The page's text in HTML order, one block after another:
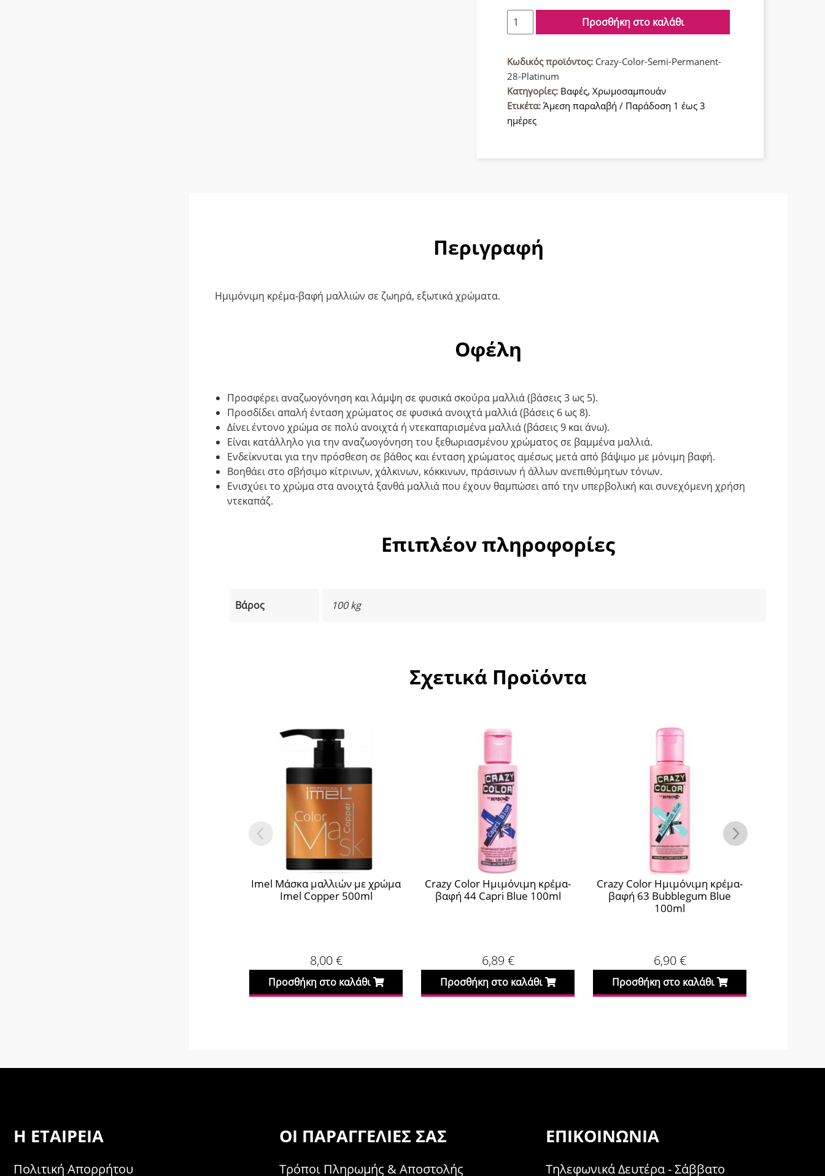
Crazy
Color
κρέμα-
βαφή
28
Πλατίνα
100ml
Προσθήκη στο καλάθι
Κωδικός προϊόντος: Crazy-Color-Semi-Permanent-
28-Platinum
Κατηγορίες: Βαφές, Χρωμοσαμπουάν
Ετικέτα: Άμεση παραλαβή / Παράδοση 1 έως 3
ημέρες
Περιγραφή
Ημιμόνιμη κρέμα-βαφή μαλλιών σε ζωηρά, εξωτικά χρώματα.
Οφέλη
Προσφέρει αναζωογόνηση και λάμψη σε φυσικά σκούρα μαλλιά (βάσεις 3 ως 5).
Προσδίδει απαλή ένταση χρώματος σε φυσικά ανοιχτά μαλλιά (βάσεις 6 ως 8).
Δίνει έντονο χρώμα σε πολύ ανοιχτά ή ντεκαπαρισμένα μαλλιά (βάσεις 9 και άνω).
Είναι κατάλληλο για την αναζωογόνηση του ξεθωριασμένου χρώματος σε βαμμένα μαλλιά.
Ενδείκνυται για την πρόσθεση σε βάθος και ένταση χρώματος αμέσως μετά από βάψιμο με μόνιμη βαφή.
Βοηθάει στο σβήσιμο κίτρινων, χάλκινων, κόκκινων, πράσινων ή άλλων ανεπιθύμητων τόνων.
Ενισχύει το χρώμα στα ανοιχτά ξανθά μαλλιά που έχουν θαμπώσει από την υπερβολική και συνεχόμενη χρήση
ντεκαπάζ.
Επιπλέον πληροφορίες
Βάρος 100 kg
Σχετικά Προϊόντα
Imel Μάσκα μαλλιών με χρώμα
Crazy Color Ημιμόνιμη κρέμα-
βαφή 44 Capri Blue 100ml
Προσθήκη στο καλάθι
Crazy Color Ημιμόνιμη κρέμα-
βαφή 63 Bubblegum Blue
Προσθήκη στο καλάθι
Crazy Color Ημιμόνιμη κρέμα-
βαφή 42 Pinkissimo 100ml
Προσθήκη στο καλάθι
Η ΕΤΑΙΡΕΊΑ
Πολιτική Απορρήτου
ΟΙ ΠΑΡΑΓΓΕΛΊΕΣ ΣΑΣ
Τρόποι Πληρωμής & Αποστολής
ΕΠΙΚΟΙΝΩΝΊΑ
Τηλεφωνικά Δευτέρα - Σάββατο